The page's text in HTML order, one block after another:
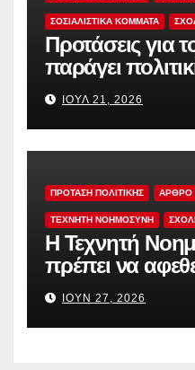
ΣΟΣΙΑΛΙΣΤΙΚΆ ΚΌΜΜΑΤΑ
Προτάσεις για
παράγει
ΙΟΎΛ 21, 2026
ΠΡΟΤΑΣΗ ΠΟΛΙΤΙΚΗΣ ΑΡΘΡΟ
ΤΕΧΝΗΤΗ ΝΟΗΜΟΣΥΝΗ
Η Τεχνητή
πρέπει να
της αγοράς
ΙΟΎΝ 27, 2026